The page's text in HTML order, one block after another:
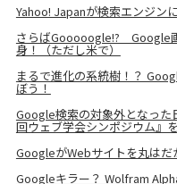
Yahoo! Japanが検索エンジン
さらばGooooogle!? Google
身！（ただし米で）
まるで進化の系統樹！？
ぼう！
Google検索の対象外となっ
回ウェブ学会シンポジウム』
GoogleがWebサイトを丸はだ
Googleキラー？ Wolfram